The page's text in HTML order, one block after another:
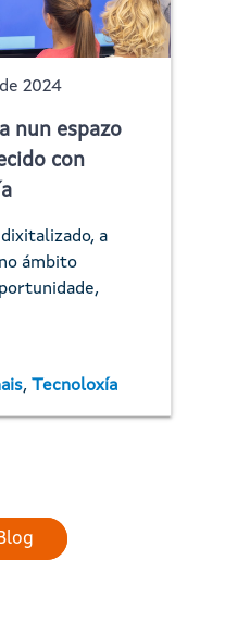
2024
nun espazo
con
a
ámbito
, Tecnoloxía